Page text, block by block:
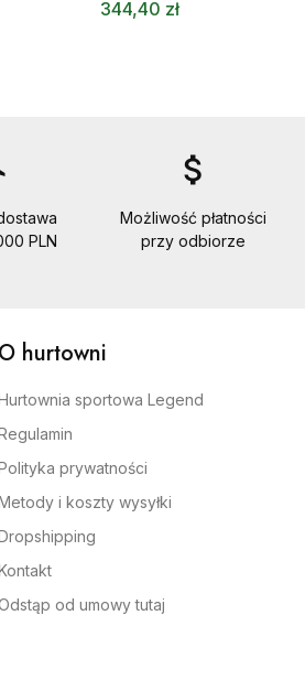
344,40 zł
PLN
attach_money
Możliwość płatności
przy odbiorze
O hurtowni
sportowa Legend
prywatności
i koszty wysyłki
od umowy tutaj